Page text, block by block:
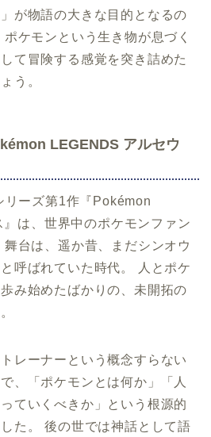
が物語の大きな目的となるの
ケモンという生き物が息づく
て冒険する感覚を突き詰めた
う。
LEGENDS アルセウ
リーズ第1作『Pokémon
は、世界中のポケモンファン
台は、遥か昔、まだシンオウ
呼ばれていた時代。 人とポケ
み始めたばかりの、未開拓の
レーナーという概念すらない
、「ポケモンとは何か」「人
ていくべきか」という根源的
た。 後の世では神話として語